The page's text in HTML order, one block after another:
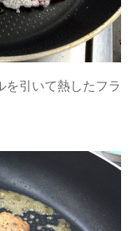
を引いて熱したフラ